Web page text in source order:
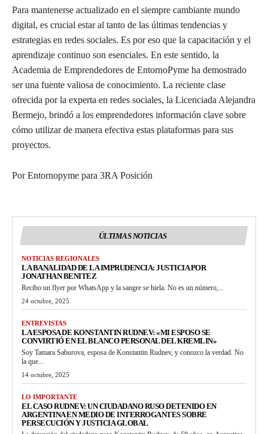
Para mantenerse actualizado en el siempre cambiante mundo
digital, es crucial estar al tanto de las últimas tendencias y
estrategias en redes sociales. Es por eso que la capacitación y el
aprendizaje continuo son esenciales. En este sentido, la
Academia de Emprendedores de EntornoPyme ha demostrado
ser una fuente valiosa de conocimiento. La reciente clase
ofrecida por la experta en redes sociales, la Licenciada Alejandra
Bermejo, brindó a los emprendedores información clave sobre
cómo utilizar de manera efectiva estas plataformas para sus
proyectos.
Por Entornopyme para 3RA Posición
ÚLTIMAS NOTICIAS
NOTICIAS REGIONALES
LA BANALIDAD DE LA IMPRUDENCIA: JUSTICIA POR
JONATHAN BENITEZ
Recibo un flyer por WhatsApp y la sangre se hiela. No es un número,...
24 octubre, 2025
ENTREVISTAS
LA ESPOSA DE KONSTANTIN RUDNEV: «MI ESPOSO SE
CONVIRTIÓ EN EL BLANCO PERSONAL DEL KREMLIN»
Soy Tamara Saburova, esposa de Konstantin Rudnev, y conozco la verdad. No
la que...
14 octubre, 2025
LO IMPORTANTE
EL CASO RUDNEV: UN CIUDADANO RUSO DETENIDO EN
ARGENTINA EN MEDIO DE INTERROGANTES SOBRE
PERSECUCIÓN Y JUSTICIA GLOBAL